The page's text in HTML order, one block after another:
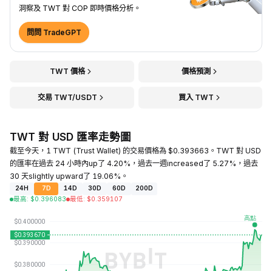
洞察及 TWT 對 COP 即時價格分析。
問問 TradeGPT
TWT 價格 價格預測
交易 TWT/USDT 買入 TWT
TWT 對 USD 匯率走勢圖
截至今天，1 TWT (Trust Wallet) 的交易價格為 $0.393663。TWT 對 USD
的匯率在過去 24 小時內up了 4.20%，過去一週increased了 5.27%，過去
30 天slightly upward了 19.06%。
24H 7D 14D 30D 60D
200D
最高: $0.396083 最低: $0.359107